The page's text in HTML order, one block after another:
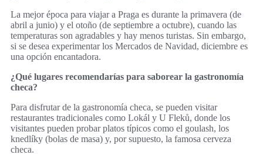
La mejor época para viajar a Praga es durante la primavera (de
abril a junio) y el otoño (de septiembre a octubre), cuando las
temperaturas son agradables y hay menos turistas. Sin embargo,
si se desea experimentar los Mercados de Navidad, diciembre es
una opción encantadora.
¿Qué lugares recomendarías para saborear la gastronomía
checa?
Para disfrutar de la gastronomía checa, se pueden visitar
restaurantes tradicionales como Lokál y U Fleků, donde los
visitantes pueden probar platos típicos como el goulash, los
knedlíky (bolas de masa) y, por supuesto, la famosa cerveza
checa.